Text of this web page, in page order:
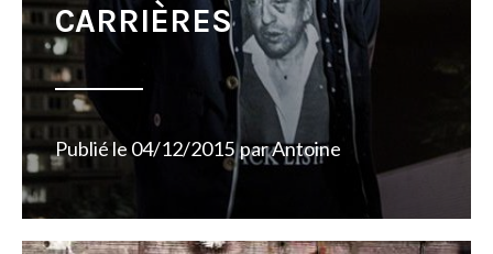
CARRIÈRES
Publié le04/12/2015 parAntoine